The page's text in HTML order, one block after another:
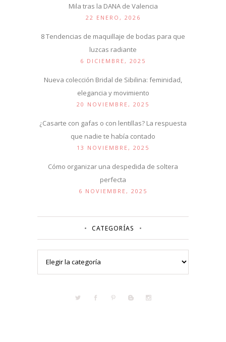
Mila tras la DANA de Valencia
22 ENERO, 2026
8 Tendencias de maquillaje de bodas para que
luzcas radiante
6 DICIEMBRE, 2025
Nueva colección Bridal de Sibilina: feminidad,
elegancia y movimiento
20 NOVIEMBRE, 2025
¿Casarte con gafas o con lentillas? La respuesta
que nadie te había contado
13 NOVIEMBRE, 2025
Cómo organizar una despedida de soltera
perfecta
6 NOVIEMBRE, 2025
CATEGORÍAS